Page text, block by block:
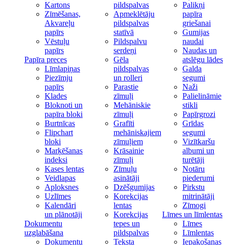
Kartons
Zīmēšanas,
Akvareļu
papīrs
Vēstuļu
papīrs
Papīra preces
Līmlapiņas
Piezīmju
papīrs
Klades
Bloknoti un
papīra bloki
Burtnīcas
Flipchart
bloki
Marķēšanas
indeksi
Kases lentas
Veidlapas
Aploksnes
Uzlīmes
Kalendāri
un plānotāji
Dokumentu
uzglabāšana
Dokumentu
pildspalvas
Apmeklētāju
pildspalvas
statīvā
Pildspalvu
serdeņi
Gēla
pildspalvas
un rolleri
Parastie
zīmuļi
Mehāniskie
zīmuļi
Grafīti
mehāniskajiem
zīmuļiem
Krāsainie
zīmuļi
Zīmuļu
asinātāji
Dzēšgumijas
Korekcijas
lentas
Korekcijas
tepes un
pildspalvas
Teksta
Palikņi
papīra
griešanai
Gumijas
naudai
Naudas un
atslēgu lādes
Galda
segumi
Naži
Palielināmie
stikli
Papīrgrozi
Grīdas
segumi
Vizītkaršu
albumi un
turētāji
Notāru
piederumi
Pirkstu
mitrinātāji
Zīmogi
Līmes un līmlentas
Līmes
Līmlentas
Iepakošanas